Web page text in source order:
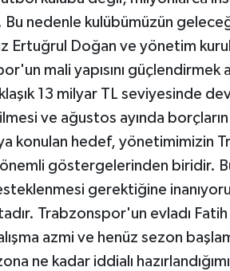
Bu nedenle kulübümüzün
Ertuğrul Doğan ve yönetim
mali yapısını güçlendirmek
13 milyar TL seviyesinde
ve ağustos ayında
konulan hedef, yönetimimizin
göstergelerinden biridir.
gerektiğine
Trabzonspor'un evladı Fatih
azmi ve henüz sezon
ne kadar iddialı